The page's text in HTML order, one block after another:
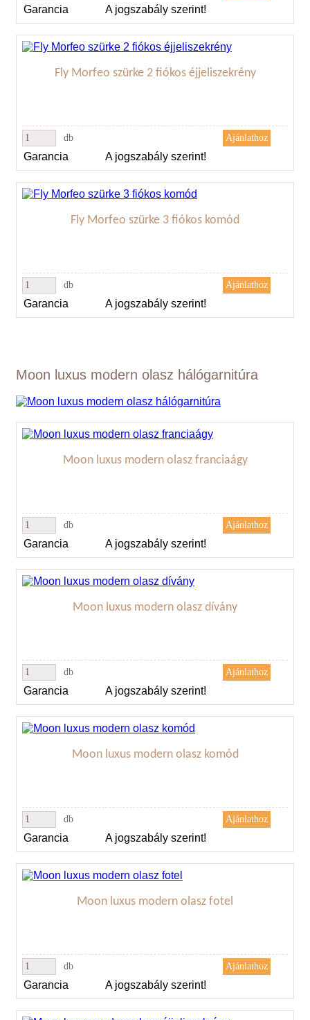
Garancia A jogszabály szerint!
Fly Morfeo szürke 2 fiókos éjjeliszekrény
db
Garancia A jogszabály szerint!
Fly Morfeo szürke 3 fiókos komód
db
Garancia A jogszabály szerint!
Moon luxus modern olasz hálógarnitúra
Moon luxus modern olasz franciaágy
db
Garancia A jogszabály szerint!
Moon luxus modern olasz dívány
db
Garancia A jogszabály szerint!
Moon luxus modern olasz komód
db
Garancia A jogszabály szerint!
Moon luxus modern olasz fotel
db
Garancia A jogszabály szerint!